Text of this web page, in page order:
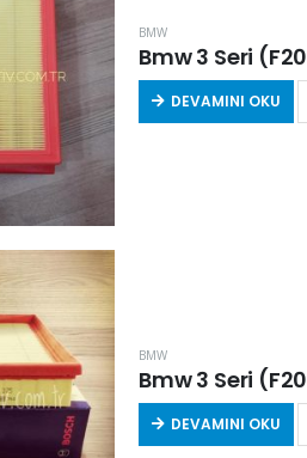
BMW
Bmw 3 Seri
DEVAMINI OKU
BMW
Bmw 3 Seri
DEVAMINI OKU